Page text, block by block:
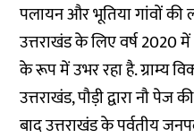
पलायन और भूतिया गांवों
उत्तराखंड के लिए वर्ष 2020
के रूप में उभर रहा है. ग्राम्य
उत्तराखंड, पौड़ी द्वारा नौ पेज
बाद उत्तराखंड के पर्वतीय